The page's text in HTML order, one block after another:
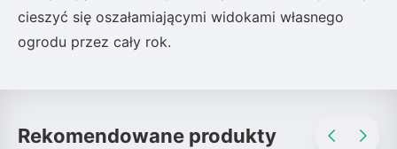
cieszyć się oszałamiającymi widokami własnego
ogrodu przez cały rok.
Rekomendowane produkty